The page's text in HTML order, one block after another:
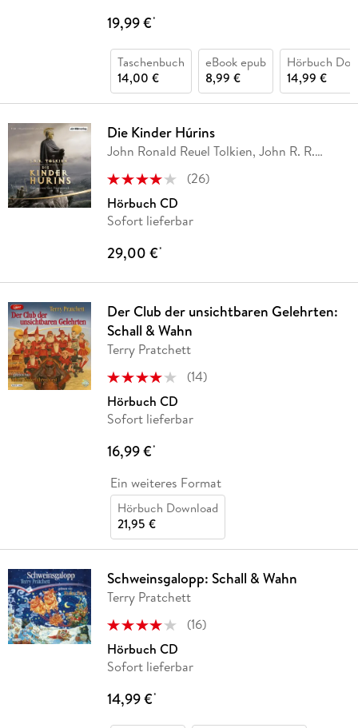
19,99 €*
Taschenbuch
14,00 €
eBook epub
8,99 €
Hörbuch
14,99 €
Die Kinder Húrins
John Ronald Reuel Tolkien, John R. R.
(26)
Hörbuch CD
Sofort lieferbar
29,00 €*
Der Club der unsichtbaren Gelehrten:
Schall & Wahn
Terry Pratchett
(14)
Hörbuch CD
Sofort lieferbar
16,99 €*
Ein weiteres Format
Hörbuch Download
21,95 €
Schweinsgalopp: Schall & Wahn
Terry Pratchett
(16)
Hörbuch CD
Sofort lieferbar
14,99 €*